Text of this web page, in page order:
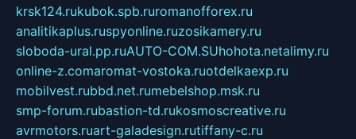
krsk124.rukubok.spb.ruromanofforex.ru
analitikaplus.ruspyonline.ruzosikamery.ru
sloboda-ural.pp.ruAUTO-COM.SUhohota.netalimy.ru
online-z.comaromat-vostoka.ruotdelkaexp.ru
mobilvest.rubbd.net.rumebelshop.msk.ru
smp-forum.rubastion-td.rukosmoscreative.ru
avrmotors.ruart-galadesign.rutiffany-c.ru